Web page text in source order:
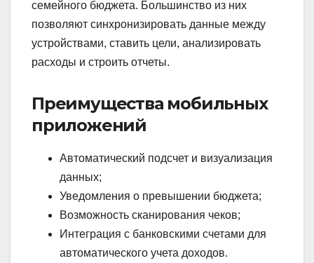
семейного бюджета. Большинство из них
позволяют синхронизировать данные между
устройствами, ставить цели, анализировать
расходы и строить отчеты.
Преимущества мобильных
приложений
Автоматический подсчет и визуализация
данных;
Уведомления о превышении бюджета;
Возможность сканирования чеков;
Интеграция с банковскими счетами для
автоматического учета доходов.